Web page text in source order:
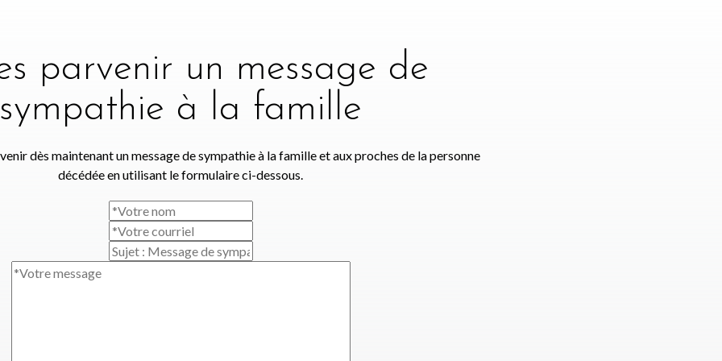
parvenir un message de
sympathie à la famille
dès maintenant un message de sympathie à la famille et aux proches de la personne
décédée en utilisant le formulaire ci-dessous.